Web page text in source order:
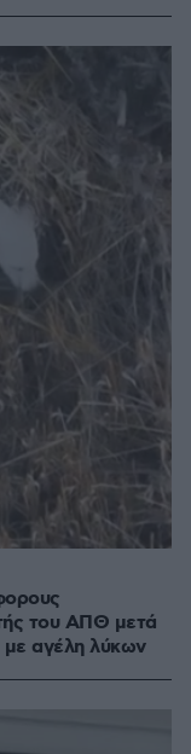
του ΑΠΘ μετά
με αγέλη λύκων